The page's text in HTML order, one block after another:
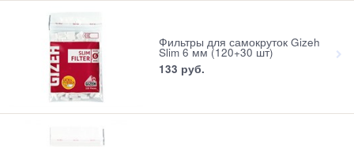
Фильтры для самокруток Gizeh
Slim 6 мм (120+30 шт)
133 руб.